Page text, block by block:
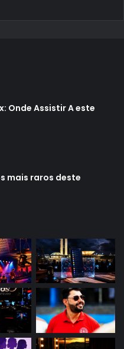
Onde Assistir A este
mais raros deste